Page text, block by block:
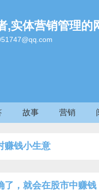
,实体营销管理的
故事 营销
赚钱小生意
了，就会在股市中赚